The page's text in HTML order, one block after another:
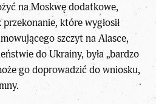
na Moskwę dodatkowe,
które wygłosił
szczyt na Alasce,
do Ukrainy, była „bardzo
go doprowadzić do wniosku,